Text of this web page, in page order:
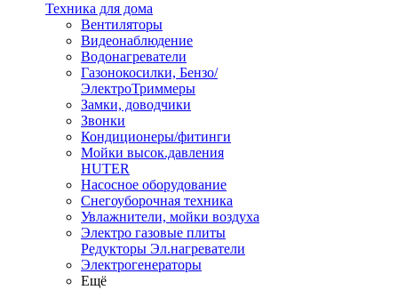
Техника для дома
Вентиляторы
Видеонаблюдение
Водонагреватели
Газонокосилки, Бензо/
ЭлектроТриммеры
Замки, доводчики
Звонки
Кондиционеры/фитинги
Мойки высок.давления
HUTER
Насосное оборудование
Снегоуборочная техника
Увлажнители, мойки воздуха
Электро газовые плиты
Редукторы Эл.нагреватели
Электрогенераторы
Ещё